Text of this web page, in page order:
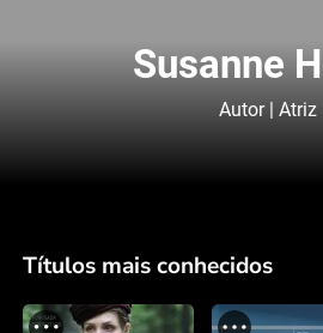
Susanne
Autor | Atriz
Títulos mais conhecidos